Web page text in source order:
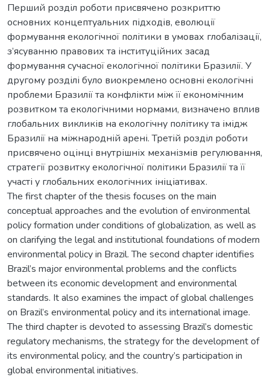
Перший розділ роботи присвячено розкриттю
основних концептуальних підходів, еволюції
формування екологічної політики в умовах глобалізації,
з’ясуванню правових та інституційних засад
формування сучасної екологічної політики Бразилії. У
другому розділі було виокремлено основні екологічні
проблеми Бразилії та конфлікти між її економічним
розвитком та екологічними нормами, визначено вплив
глобальних викликів на екологічну політику та імідж
Бразилії на міжнародній арені. Третій розділ роботи
присвячено оцінці внутрішніх механізмів регулювання,
стратегії розвитку екологічної політики Бразилії та її
участі у глобальних екологічних ініціативах.
The first chapter of the thesis focuses on the main
conceptual approaches and the evolution of environmental
policy formation under conditions of globalization, as well as
on clarifying the legal and institutional foundations of modern
environmental policy in Brazil. The second chapter identifies
Brazil’s major environmental problems and the conflicts
between its economic development and environmental
standards. It also examines the impact of global challenges
on Brazil’s environmental policy and its international image.
The third chapter is devoted to assessing Brazil’s domestic
regulatory mechanisms, the strategy for the development of
its environmental policy, and the country’s participation in
global environmental initiatives.